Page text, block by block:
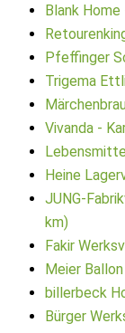
Blank
Pfeffinger
Trigema
Vivanda -
Heine
JUNG-
km)
Fakir
Meier
billerbeck
Bürger